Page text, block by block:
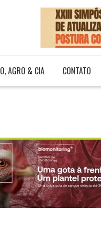
AGRO & CIA CONTATO